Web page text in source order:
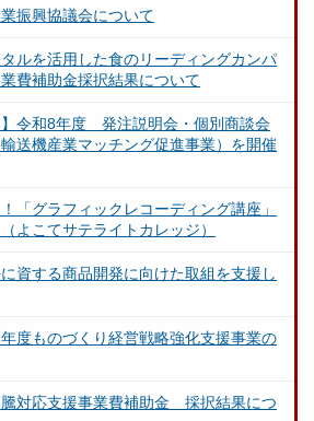
振興協議会について
ルを活用した食のリーディングカンパ
費補助金採択結果について
】令和8年度 発注説明会・個別商談会
輸送機産業マッチング促進事業）を開催
「グラフィックレコーディング講座」
よこてサテライトカレッジ）
資する商品開発に向けた取組を支援し
年度ものづくり経営戦略強化支援事業の
対応支援事業費補助金 採択結果につ